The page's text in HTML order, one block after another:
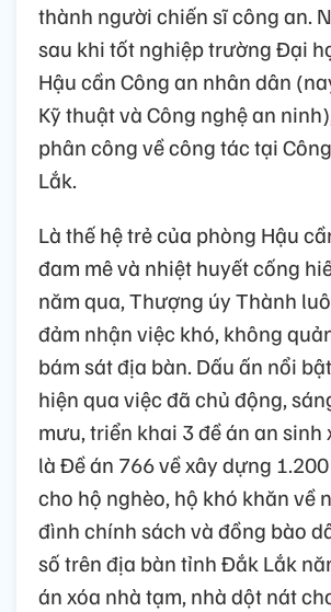
thành người chiến sĩ công an.
sau khi tốt nghiệp trường Đại
Hậu cần Công an nhân dân
Kỹ thuật và Công nghệ an
phân công về công tác tại
Lắk.
Là thế hệ trẻ của phòng Hậu
đam mê và nhiệt huyết cống
năm qua, Thượng úy Thành
đảm nhận việc khó, không
bám sát địa bàn. Dấu ấn nổi
hiện qua việc đã chủ động,
mưu, triển khai 3 đề án an sinh
là Đề án 766 về xây dựng
cho hộ nghèo, hộ khó khăn về
đình chính sách và đồng bào
số trên địa bàn tỉnh Đắk Lắk
án xóa nhà tạm, nhà dột nát